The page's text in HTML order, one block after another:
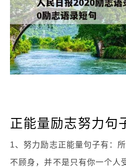
正能量励志努力句
1、努力励志正能量句子有：
不顾身，并不是只有你一个人